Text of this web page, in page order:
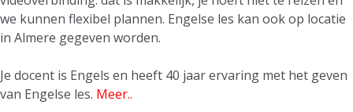
we kunnen flexibel plannen. Engelse les kan ook op locatie
in Almere gegeven worden.
Je docent is Engels en heeft 40 jaar ervaring met het geven
van Engelse les. Meer..